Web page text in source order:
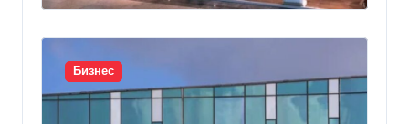
Бизнес